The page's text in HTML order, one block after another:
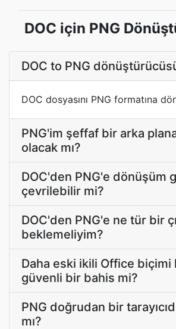
DOC için PNG
DOC to PNG
DOC dosyasını PNG formatına
PNG'im şeffaf bir arka
olacak mı?
DOC'den PNG'e dönüşüm
çevrilebilir mi?
DOC'den PNG'e ne tür bir
beklemeliyim?
Daha eski ikili Office biçimi
güvenli bir bahis mi?
PNG doğrudan bir
mı?